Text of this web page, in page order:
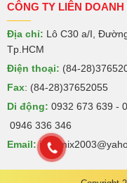
CÔNG TY LIÊN
Địa chỉ: Lô C30 a/I,
Tp.HCM
Điện thoại: (84-
Fax: (84-28)37652055
Di động: 0932 673 639 -
0946 336 346
Email: